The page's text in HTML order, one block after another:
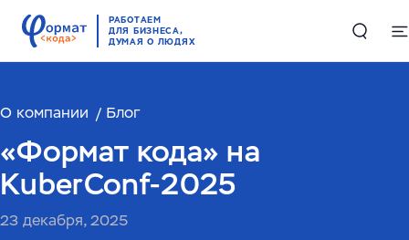
РАБОТАЕМ
ДЛЯ БИЗНЕСА,
ДУМАЯ О ЛЮДЯХ
Решения
Цифровые двойники в производстве и логистике
Комплексные решения по работе с большими
данными
Проекты
Компетенции
О компании Блог
«Формат кода» на
KuberConf-2025
23 декабря, 2025